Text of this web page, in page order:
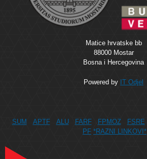
Matice hrvatske bb
88000 Mostar
Bosna i Hercegovina
Powered by IT Odjel
SUM APTF ALU FARF FPMOZ FSRE
PF *RAZNI LINKOVI*